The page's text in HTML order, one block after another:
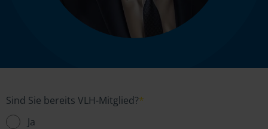
Sind Sie bereits VLH-Mitglied?*
Ja